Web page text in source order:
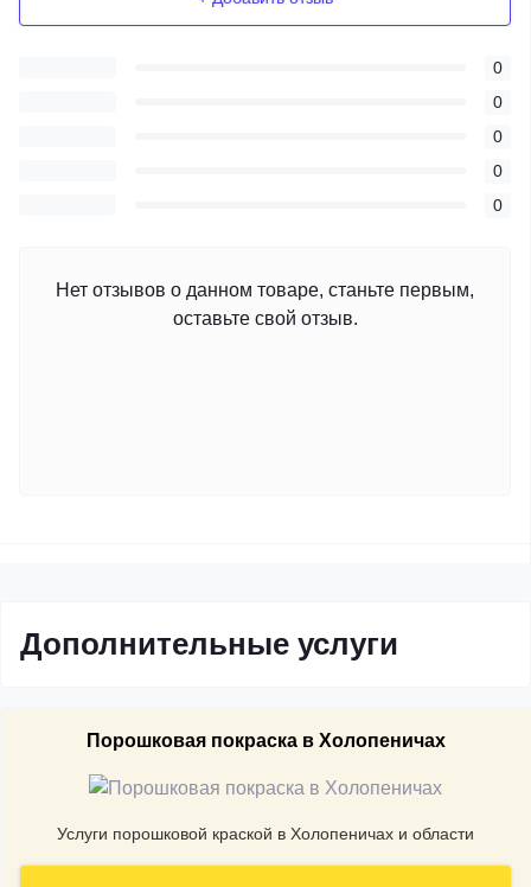
0
0
0
0
0
Нет отзывов о данном товаре, станьте первым,
оставьте свой отзыв.
Дополнительные услуги
Порошковая покраска в Холопеничах
Услуги порошковой краской в Холопеничах и области